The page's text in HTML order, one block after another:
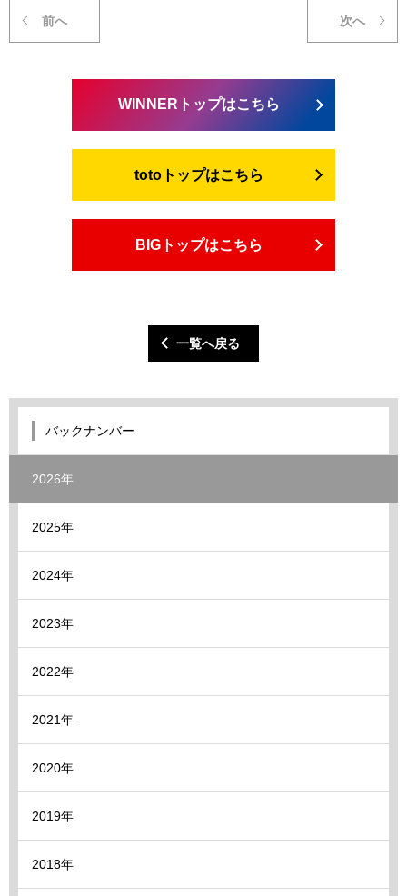
前へ 次へ
WINNERトップはこちら
totoトップはこちら
BIGトップはこちら
一覧へ戻る
バックナンバー
2026年
2025年
2024年
2023年
2022年
2021年
2020年
2019年
2018年